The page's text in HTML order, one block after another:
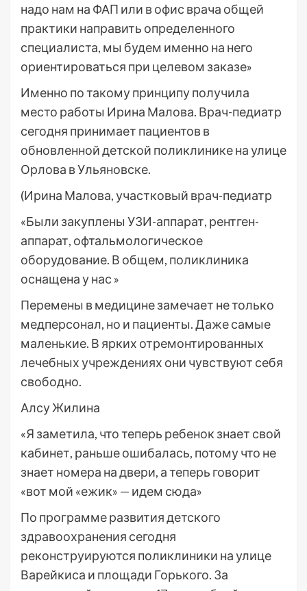
надо нам на ФАП или в офис врача общей
практики направить определенного
специалиста, мы будем именно на него
ориентироваться при целевом заказе»
Именно по такому принципу получила
место работы Ирина Малова. Врач-педиатр
сегодня принимает пациентов в
обновленной детской поликлинике на улице
Орлова в Ульяновске.
(Ирина Малова, участковый врач-педиатр
«Были закуплены УЗИ-аппарат, рентген-
аппарат, офтальмологическое
оборудование. В общем, поликлиника
оснащена у нас »
Перемены в медицине замечает не только
медперсонал, но и пациенты. Даже самые
маленькие. В ярких отремонтированных
лечебных учреждениях они чувствуют себя
свободно.
Алсу Жилина
«Я заметила, что теперь ребенок знает свой
кабинет, раньше ошибалась, потому что не
знает номера на двери, а теперь говорит
«вот мой «ежик» — идем сюда»
По программе развития детского
здравоохранения сегодня
реконструируются поликлиники на улице
Варейкиса и площади Горького. За